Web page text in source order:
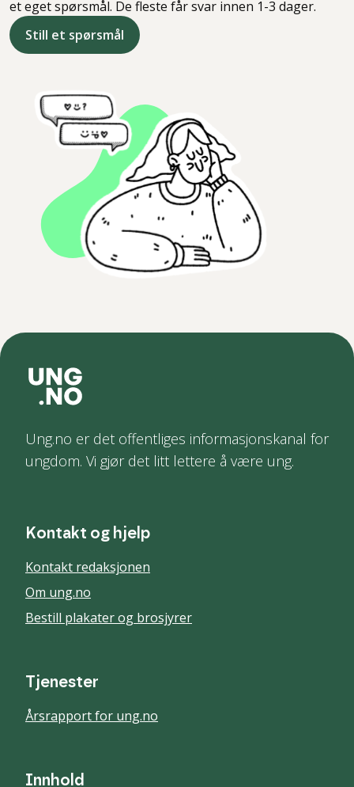
et eget spørsmål. De fleste får svar innen 1-3 dager.
Still et spørsmål
Ung.no er det offentliges informasjonskanal for
ungdom. Vi gjør det litt lettere å være ung.
Kontakt og hjelp
Kontakt redaksjonen
Om ung.no
Bestill plakater og brosjyrer
Tjenester
Årsrapport for ung.no
Innhold